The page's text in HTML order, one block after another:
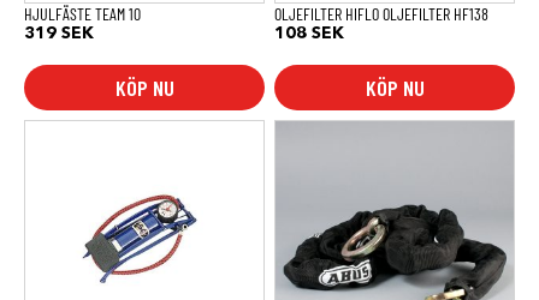
HJULFÄSTE TEAM 10
319 SEK
KÖP NU
OLJEFILTER HIFLO OLJEFILTER HF138
108 SEK
KÖP NU